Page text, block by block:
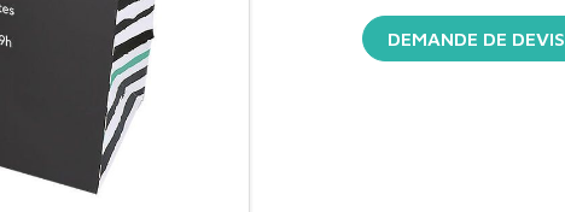
DEMANDE DE DEVIS